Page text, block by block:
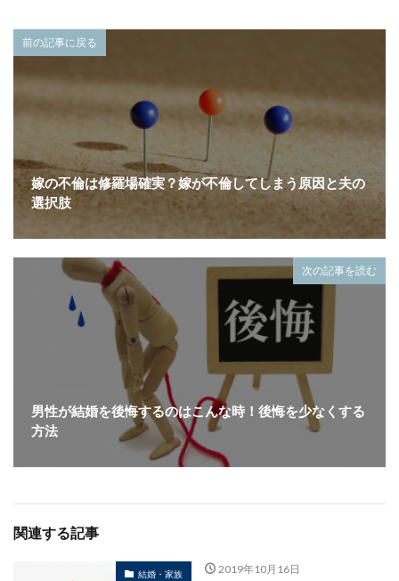
前の記事に戻る
嫁の不倫は修羅場確実？嫁が不倫してしまう原因と夫の
選択肢
次の記事を読む
男性が結婚を後悔するのはこんな時！後悔を少なくする
方法
関連する記事
結婚・家族 2019年10月16日